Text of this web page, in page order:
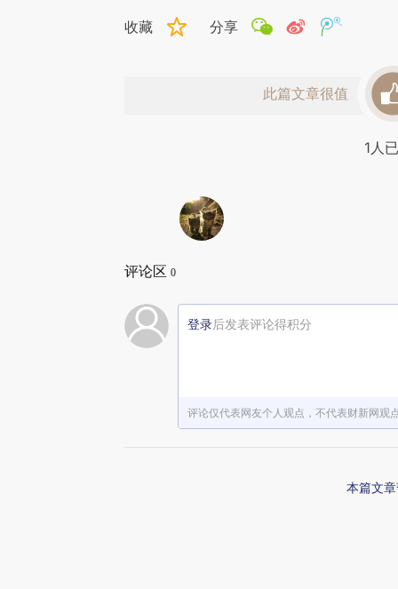
收藏 分享
此篇文章很值
1人
评论区 0
登录后发表评论得积分
评论仅代表网友个人观点，不代表财新网观
本篇文